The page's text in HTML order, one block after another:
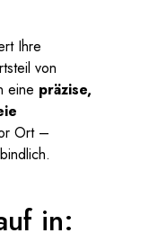
Ihre
von
eine präzise,
Ort –
in: